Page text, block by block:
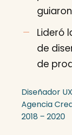
Lideró
de
de
Diseñador UX
Agencia
2018 – 2020